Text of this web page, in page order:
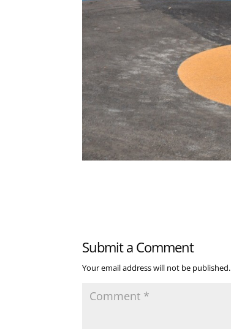
Submit a Comment
Your email address will not be published.